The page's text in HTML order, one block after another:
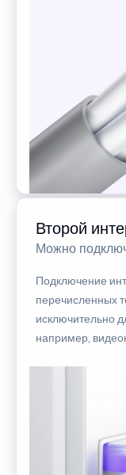
Второй
Можно
Подключение
перечисленных
исключительно
например,